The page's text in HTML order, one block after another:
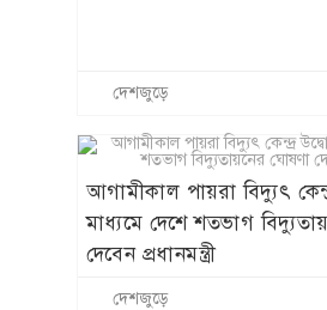
দেশজুড়ে
আগামীকাল পায়রা বিদ্যুৎ
মাধ্যমে দেশে শতভাগ
দেবেন প্রধানমন্ত্রী
দেশজুড়ে